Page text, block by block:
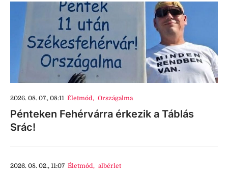
2026. 08. 07., 08:11 Életmód, Országalma
Pénteken Fehérvárra érkezik a Táblás
Srác!
2026. 08. 02., 11:07 Életmód, albérlet